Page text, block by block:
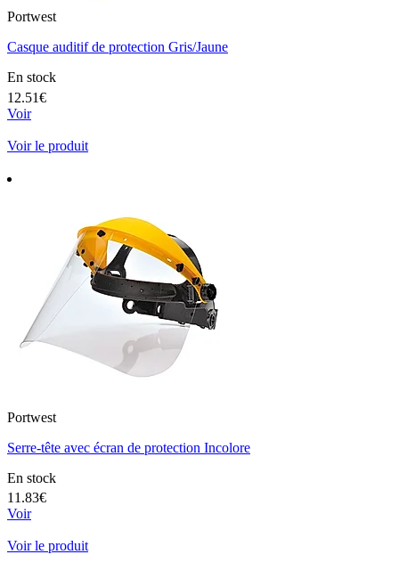
Portwest
Casque auditif de protection Gris/Jaune
En stock
12.51€
Voir
Voir le produit
Portwest
Serre-tête avec écran de protection Incolore
En stock
11.83€
Voir
Voir le produit